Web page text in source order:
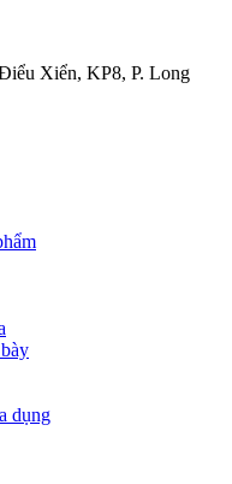
Xiển, KP8, P. Long
dụng